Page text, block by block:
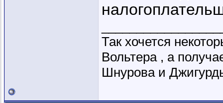
Так хочется
Вольтера , а
Шнурова и